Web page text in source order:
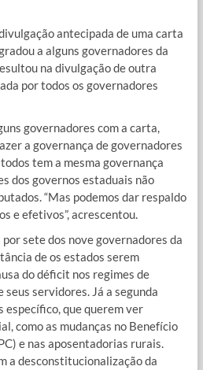
antecipada de uma carta
a alguns governadores da
na divulgação de outra
por todos os governadores
governadores com a carta,
a governança de governadores
tem a mesma governança
dos governos estaduais não
“Mas podemos dar respaldo
e efetivos”, acrescentou.
sete dos nove governadores da
de os estados serem
do déficit nos regimes de
servidores. Já a segunda
que querem ver
como as mudanças no Benefício
e nas aposentadorias rurais.
a desconstitucionalização da